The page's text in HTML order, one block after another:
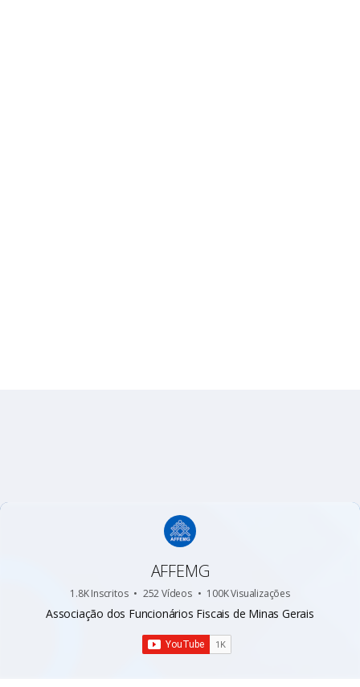
AFFEMG
1.8K Inscritos • 252 Vídeos • 100K Visualizações
Associação dos Funcionários Fiscais de Minas Gerais